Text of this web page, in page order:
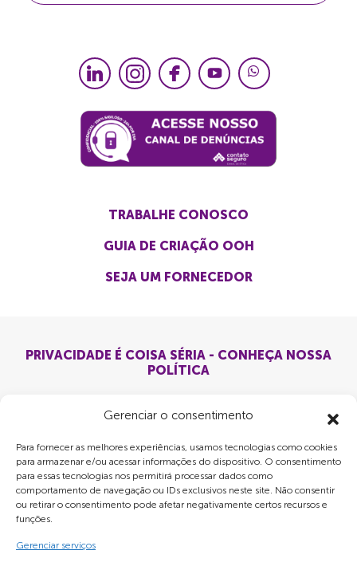
Gerenciar o consentimento
Para fornecer as melhores experiências, usamos tecnologias como cookies
para armazenar e/ou acessar informações do dispositivo. O consentimento
para essas tecnologias nos permitirá processar dados como
comportamento de navegação ou IDs exclusivos neste site. Não consentir
ou retirar o consentimento pode afetar negativamente certos recursos e
funções.
Gerenciar serviços
TRABALHE CONOSCO
GUIA DE CRIAÇÃO OOH
SEJA UM FORNECEDOR
PRIVACIDADE É COISA SÉRIA - CONHEÇA NOSSA
POLÍTICA